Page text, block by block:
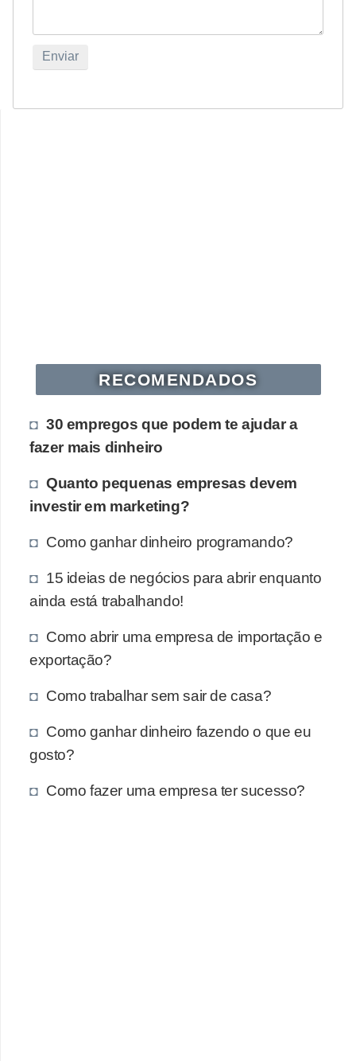
RECOMENDADOS
30 empregos que podem te ajudar a
fazer mais dinheiro
Quanto pequenas empresas devem
investir em marketing?
Como ganhar dinheiro programando?
15 ideias de negócios para abrir enquanto
ainda está trabalhando!
Como abrir uma empresa de importação e
exportação?
Como trabalhar sem sair de casa?
Como ganhar dinheiro fazendo o que eu
gosto?
Como fazer uma empresa ter sucesso?